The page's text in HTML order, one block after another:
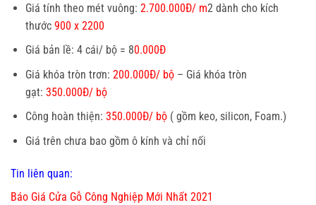
Giá tính theo mét vuông: 2.700.000Đ/ m2 dành cho kích
thước900 x 2200
Giá bản lề: 4 cái/ bộ = 80.000Đ
Giá khóa tròn trơn: 200.000Đ/ bộ– Giá khóa tròn
gạt: 350.000Đ/ bộ
Công hoàn thiện: 350.000Đ/ bộ( gồm keo, silicon, Foam.)
Giá trên chưa bao gồm ô kính và chỉ nối
Tin liên quan:
Báo Giá Cửa Gỗ Công Nghiệp Mới Nhất 2021